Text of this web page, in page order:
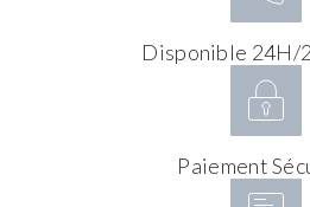
Disponible 24H/
Paiement